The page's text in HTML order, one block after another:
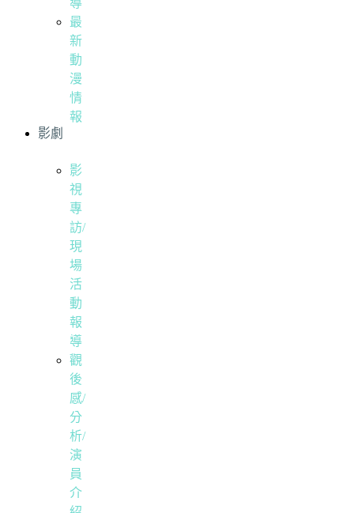
導
最
新
動
漫
情
報
影劇
影
視
專
訪/
現
場
活
動
報
導
觀
後
感/
分
析/
演
員
介